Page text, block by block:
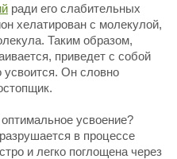
ради его слабительных
хелатирован с молекулой,
Таким образом,
приведет с собой
Он словно
усвоение?
в процессе
и легко поглощена через